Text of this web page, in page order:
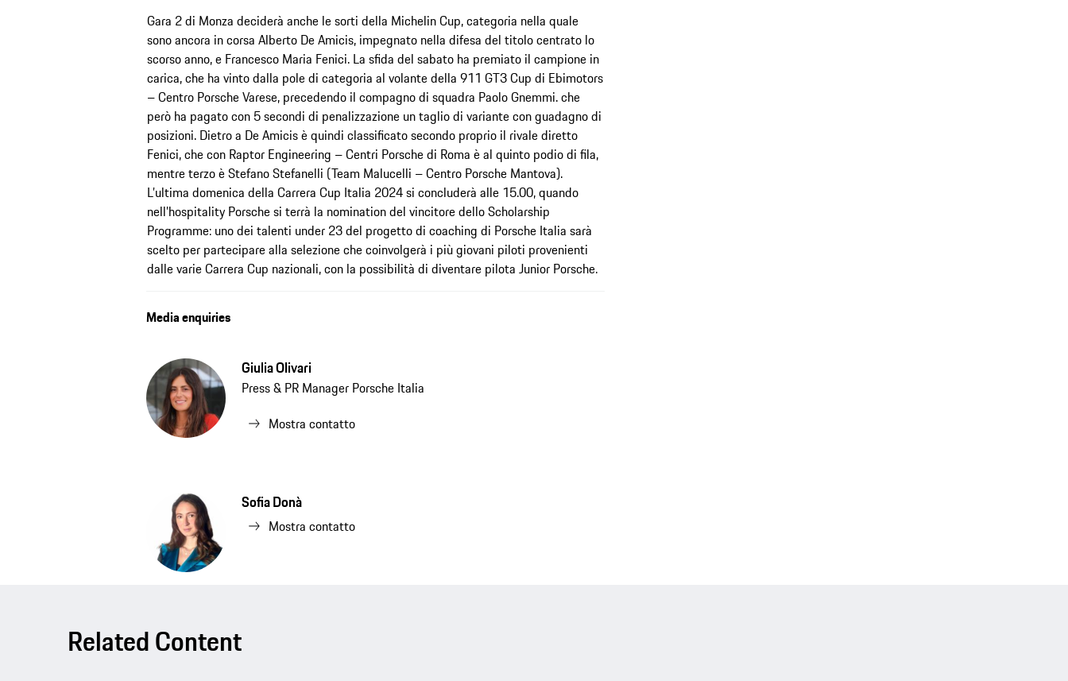
Gara 2 di Monza deciderà anche le sorti della Michelin Cup, categoria nella quale
sono ancora in corsa Alberto De Amicis, impegnato nella difesa del titolo centrato lo
scorso anno, e Francesco Maria Fenici. La sfida del sabato ha premiato il campione in
carica, che ha vinto dalla pole di categoria al volante della 911 GT3 Cup di Ebimotors
– Centro Porsche Varese, precedendo il compagno di squadra Paolo Gnemmi. che
però ha pagato con 5 secondi di penalizzazione un taglio di variante con guadagno di
posizioni. Dietro a De Amicis è quindi classificato secondo proprio il rivale diretto
Fenici, che con Raptor Engineering – Centri Porsche di Roma è al quinto podio di fila,
mentre terzo è Stefano Stefanelli (Team Malucelli – Centro Porsche Mantova).
L’ultima domenica della Carrera Cup Italia 2024 si concluderà alle 15.00, quando
nell’hospitality Porsche si terrà la nomination del vincitore dello Scholarship
Programme: uno dei talenti under 23 del progetto di coaching di Porsche Italia sarà
scelto per partecipare alla selezione che coinvolgerà i più giovani piloti provenienti
dalle varie Carrera Cup nazionali, con la possibilità di diventare pilota Junior Porsche.
Media enquiries
Giulia Olivari
Press & PR Manager Porsche Italia
Mostra contatto
Sofia Donà
Mostra contatto
Related Content